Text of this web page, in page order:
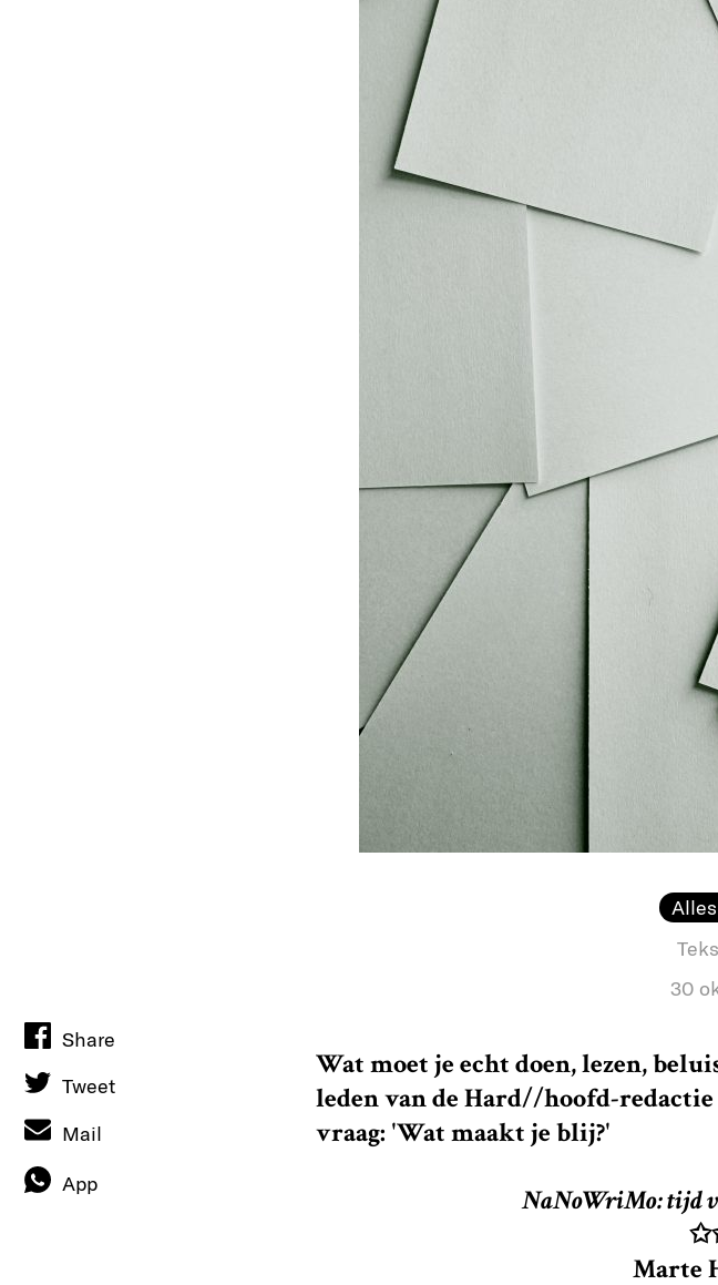
30
Wat moet je echt doen, lezen,
leden van de Hard//hoofd-
vraag: 'Wat maakt je blij?'
NaNoWriMo: tijd
Marte
Share
Tweet
Mail
App